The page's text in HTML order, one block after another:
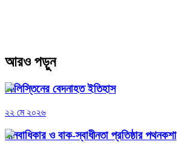
আরও পড়ুন
ফিলিস্তিনের বেদনাহত ইতিহাস
২২ মে ২০২৬
মানবাধিকার ও বাক-স্বাধীনতা প্রতিষ্ঠার পথনকশা